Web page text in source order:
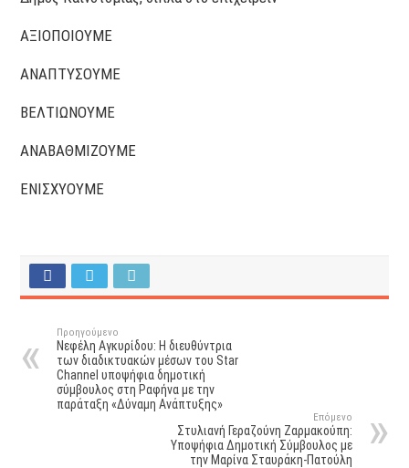
ΑΞΙΟΠΟΙΟΥΜΕ
ΑΝΑΠΤΥΣΟΥΜΕ
ΒΕΛΤΙΩΝΟΥΜΕ
ΑΝΑΒΑΘΜΙΖΟΥΜΕ
ΕΝΙΣΧΥΟΥΜΕ
Προηγούμενο
Νεφέλη Αγκυρίδου: Η διευθύντρια
των διαδικτυακών μέσων του Star
Channel υποψήφια δημοτική
σύμβουλος στη Ραφήνα με την
παράταξη «Δύναμη Ανάπτυξης»
Επόμενο
Στυλιανή Γεραζούνη Ζαρμακούπη:
Υποψήφια Δημοτική Σύμβουλος με
την Μαρίνα Σταυράκη-Πατούλη